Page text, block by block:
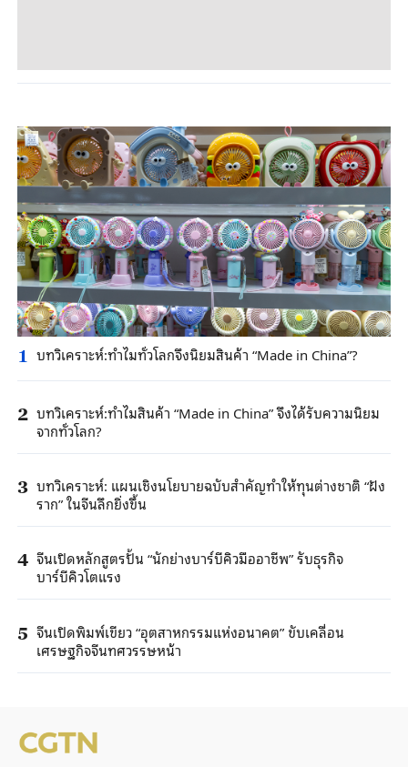
1 บทวิเคราะห์:ทำไมทั่วโลกจึงนิยมสินค้า “Made in China”?
2 บทวิเคราะห์:ทำไมสินค้า “Made in China” จึงได้รับความนิยม
จากทั่วโลก?
3 บทวิเคราะห์: แผนเชิงนโยบายฉบับสำคัญทำให้ทุนต่างชาติ “ฝัง
ราก” ในจีนลึกยิ่งขึ้น
4 จีนเปิดหลักสูตรปั้น “นักย่างบาร์บีคิวมืออาชีพ” รับธุรกิจ
บาร์บีคิวโตแรง
5 จีนเปิดพิมพ์เขียว “อุตสาหกรรมแห่งอนาคต” ขับเคลื่อน
เศรษฐกิจจีนทศวรรษหน้า